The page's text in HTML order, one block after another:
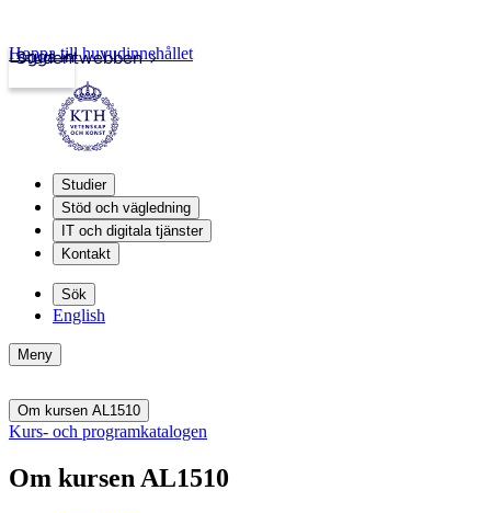
Studentwebben
Logga in
Hoppa till huvudinnehållet
Studier
Stöd och vägledning
IT och digitala tjänster
Kontakt
Sök
English
Meny
Om kursen AL1510
Kurs- och programkatalogen
Om kursen AL1510